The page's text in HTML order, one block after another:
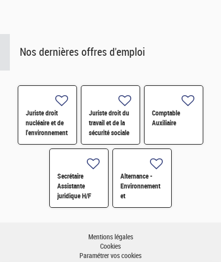
Nos dernières offres d'emploi
Juriste droit
nucléaire et de
l'environnement
H/F
Juriste droit du
travail et de la
sécurité sociale
H/F
Comptable
Auxiliaire
Secrétaire
Assistante
juridique H/F
Alternance -
Environnement
et
développement
Mentions légales
Cookies
Paramétrer vos cookies